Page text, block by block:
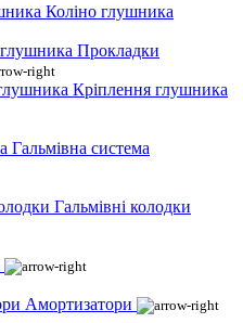
Коліно глушника
Прокладки
Кріплення глушника
Гальмівна система
Гальмівні колодки
Амортизатори